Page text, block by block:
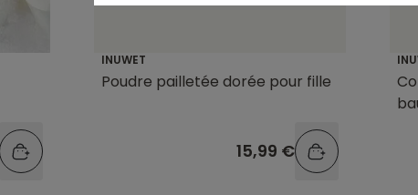
INUWET
Poudre pailletée dorée pour fille
15,99 €